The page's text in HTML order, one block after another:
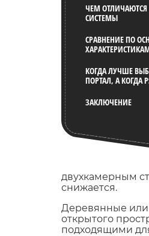
ЧЕМ ОТЛИЧАЮТСЯ
СИСТЕМЫ
СРАВНЕНИЕ ПО
КОГДА ЛУЧШЕ
ПОРТАЛ, А КОГДА
ЗАКЛЮЧЕНИЕ
двухкамерным
снижается.
Деревянные или
открытого
подходящими